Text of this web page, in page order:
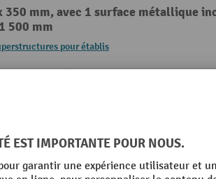
350 mm, avec 1 surface métallique
500 mm
pour établis
Poids propre
Profondeur